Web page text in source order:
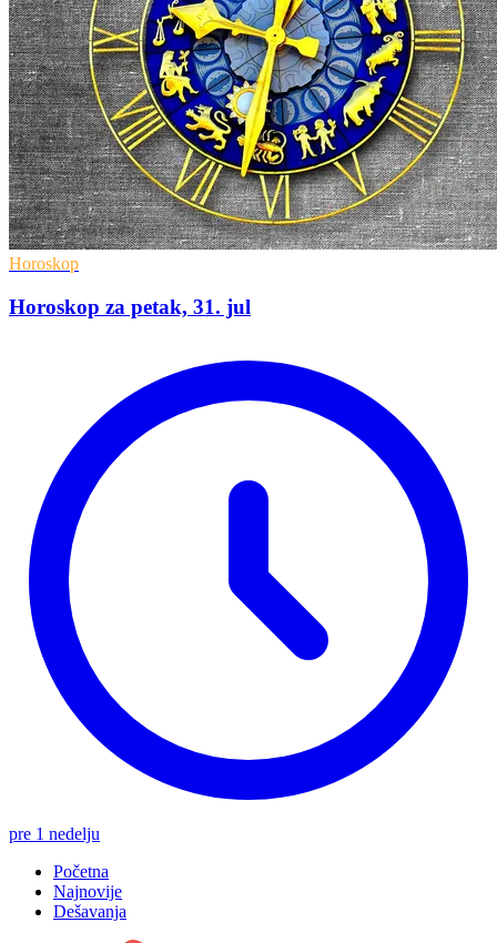
Horoskop
Horoskop za petak, 31. jul
pre 1 nedelju
Početna
Najnovije
Dešavanja